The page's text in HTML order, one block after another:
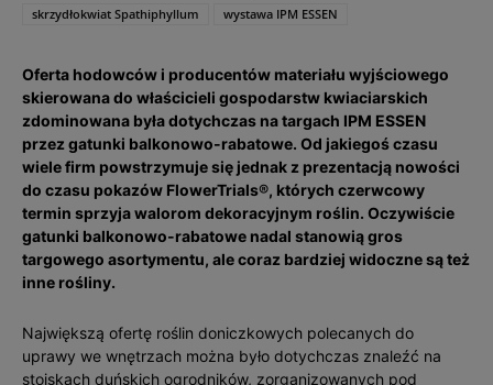
skrzydłokwiat Spathiphyllum
wystawa IPM ESSEN
Oferta hodowców i producentów materiału wyjściowego
skierowana do właścicieli gospodarstw kwiaciarskich
zdominowana była dotychczas na targach IPM ESSEN
przez gatunki balkonowo-rabatowe. Od jakiegoś czasu
wiele firm powstrzymuje się jednak z prezentacją nowości
do czasu pokazów FlowerTrials®, których czerwcowy
termin sprzyja walorom dekoracyjnym roślin. Oczywiście
gatunki balkonowo-rabatowe nadal stanowią gros
targowego asortymentu, ale coraz bardziej widoczne są też
inne rośliny.
Największą ofertę roślin doniczkowych polecanych do
uprawy we wnętrzach można było dotychczas znaleźć na
stoiskach duńskich ogrodników, zorganizowanych pod